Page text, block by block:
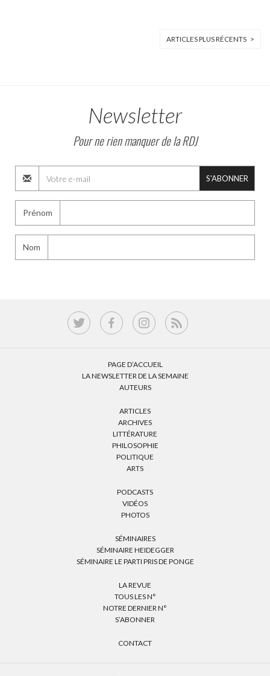
ARTICLES PLUS RÉCENTS >
Newsletter
Pour ne rien manquer de la RDJ
S'ABONNER
Prénom
Nom
PAGE D’ACCUEIL
LA NEWSLETTER DE LA SEMAINE
AUTEURS
ARTICLES
ARCHIVES
LITTÉRATURE
PHILOSOPHIE
POLITIQUE
ARTS
PODCASTS
VIDÉOS
PHOTOS
SÉMINAIRES
SÉMINAIRE HEIDEGGER
SÉMINAIRE LE PARTI PRIS DE PONGE
LA REVUE
TOUS LES N°
NOTRE DERNIER N°
S’ABONNER
CONTACT